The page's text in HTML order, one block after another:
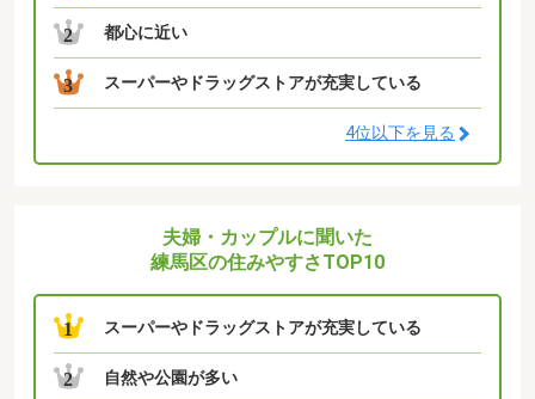
2 都心に近い
3 スーパーやドラッグストアが充実している
4位以下を見る
夫婦・カップルに聞いた
練馬区の住みやすさTOP10
1 スーパーやドラッグストアが充実している
2 自然や公園が多い